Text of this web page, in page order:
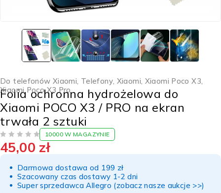
Do telefonów Xiaomi Telefony, Xiaomi Xiaomi Poco X3
Xiaomi Poco X3 Pro
Folia ochronna hydrożelowa do
Xiaomi POCO X3 / PRO na ekran
trwała 2 sztuki
10000 W MAGAZYNIE
45,00 zł
Darmowa dostawa od 199 zł
Szacowany czas dostawy 1-2 dni
Super sprzedawca Allegro (zobacz nasze aukcje >>)